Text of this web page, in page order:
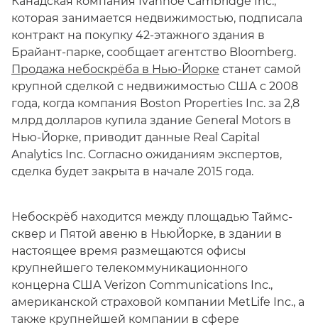
которая занимается недвижимостью, подписала
контракт на покупку 42-этажного здания в
Брайант-парке, сообщает агентство Bloomberg.
Продажа небоскрёба в Нью-Йорке станет самой
крупной сделкой с недвижимостью США с 2008
года, когда компания Boston Properties Inc. за 2,8
млрд долларов купила здание General Motors в
Нью-Йорке, приводит данные Real Capital
Analytics Inc. Согласно ожиданиям экспертов,
сделка будет закрыта в начале 2015 года.
Небоскрёб находится между площадью Таймс-
сквер и Пятой авеню в НьюЙорке, в здании в
настоящее время размещаются офисы
крупнейшего телекоммуникационного
концерна США Verizon Communications Inc.,
американской страховой компании MetLife Inc., а
также крупнейшей компании в сфере